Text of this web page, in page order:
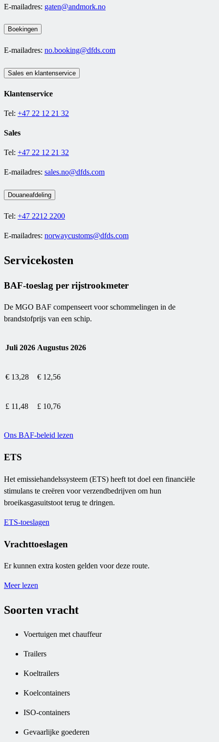
E-mailadres: gaten@andmork.no
Boekingen
E-mailadres: no.booking@dfds.com
Sales en klantenservice
Klantenservice
Tel: +47 22 12 21 32
Sales
Tel: +47 22 12 21 32
E-mailadres: sales.no@dfds.com
Douaneafdeling
Tel: +47 2212 2200
E-mailadres: norwaycustoms@dfds.com
Servicekosten
BAF-toeslag per rijstrookmeter
De MGO BAF compenseert voor schommelingen in de
brandstofprijs van een schip.
Juli 2026 Augustus 2026
€ 13,28 € 12,56
£ 11,48 £ 10,76
Ons BAF-beleid lezen
ETS
Het emissiehandelssysteem (ETS) heeft tot doel een financiële
stimulans te creëren voor verzendbedrijven om hun
broeikasgasuitstoot terug te dringen.
ETS-toeslagen
Vrachttoeslagen
Er kunnen extra kosten gelden voor deze route.
Meer lezen
Soorten vracht
Voertuigen met chauffeur
Trailers
Koeltrailers
Koelcontainers
ISO-containers
Gevaarlijke goederen